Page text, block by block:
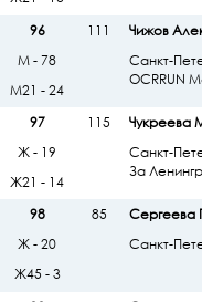
96
111 Чижов
Санкт-
OCRRUN
М - 78
М21 - 24
97
115 Чукреева
Санкт-
За
Ж - 19
Ж21 - 14
98
85 Сергеева
Санкт-
Ж - 20
Ж45 - 3